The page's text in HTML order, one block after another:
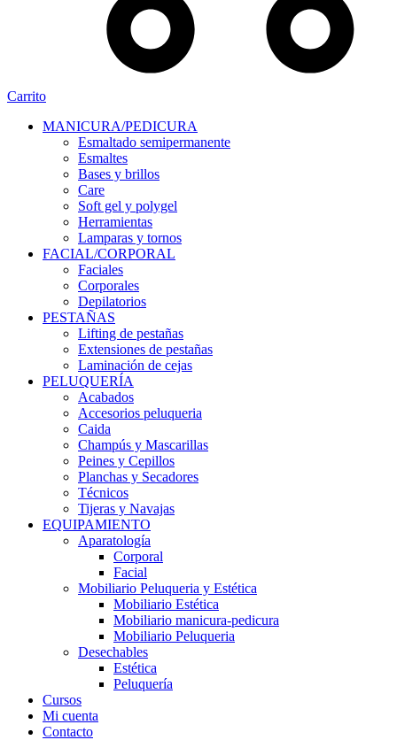
Carrito
MANICURA/PEDICURA
Esmaltado semipermanente
Esmaltes
Bases y brillos
Care
Soft gel y polygel
Herramientas
Lamparas y tornos
FACIAL/CORPORAL
Faciales
Corporales
Depilatorios
PESTAÑAS
Lifting de pestañas
Extensiones de pestañas
Laminación de cejas
PELUQUERÍA
Acabados
Accesorios peluqueria
Caida
Champús y Mascarillas
Peines y Cepillos
Planchas y Secadores
Técnicos
Tijeras y Navajas
EQUIPAMIENTO
Aparatología
Corporal
Facial
Mobiliario Peluqueria y Estética
Mobiliario Estética
Mobiliario manicura-pedicura
Mobiliario Peluqueria
Desechables
Estética
Peluquería
Cursos
Mi cuenta
Contacto